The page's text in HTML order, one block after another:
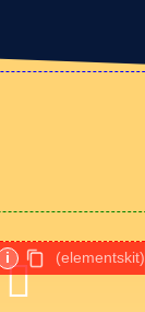
i (elementskit)